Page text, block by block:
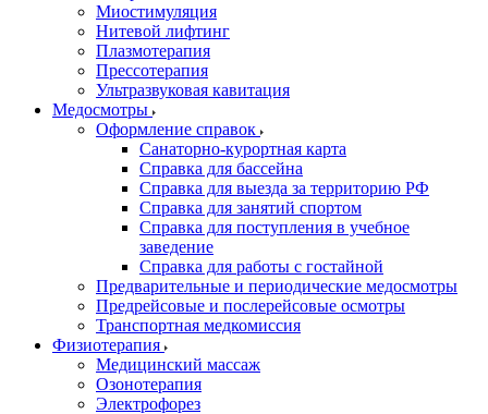
Миостимуляция
Нитевой лифтинг
Плазмотерапия
Прессотерапия
Ультразвуковая кавитация
Медосмотры
Оформление справок
Санаторно-курортная карта
Справка для бассейна
Справка для выезда за территорию РФ
Справка для занятий спортом
Справка для поступления в учебное
заведение
Справка для работы с гостайной
Предварительные и периодические медосмотры
Предрейсовые и послерейсовые осмотры
Транспортная медкомиссия
Физиотерапия
Медицинский массаж
Озонотерапия
Электрофорез